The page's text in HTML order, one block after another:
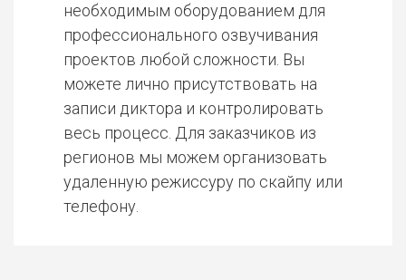
необходимым оборудованием для
профессионального озвучивания
проектов любой сложности. Вы
можете лично присутствовать на
записи диктора и контролировать
весь процесс. Для заказчиков из
регионов мы можем организовать
удаленную режиссуру по скайпу или
телефону.